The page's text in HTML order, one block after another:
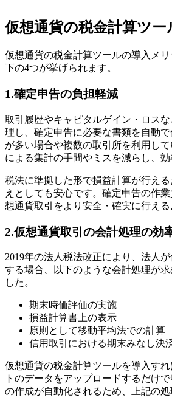
仮想通貨の税金計算ツー
仮想通貨の税金計算ツールの導入メ
下の4つが挙げられます。
1.確定申告の負担軽減
取引履歴やキャピタルゲイン・ロス
理し、確定申告に必要な書類を自動
が多い場合や複数の取引所を利用し
による集計の手間やミスを減らし、効
税法に準拠した形で損益計算が行え
えとしても安心です。確定申告の作
想通貨取引をより安全・確実に行える
2.仮想通貨取引の会計処理の効
2019年の法人税法改正により、法人
する場合、以下のような会計処理が
した。
期末時価評価の実施
損益計算書上の表示
原則として移動平均法での計算
信用取引における期末みなし決
仮想通貨の税金計算ツールを導入す
トのデータをアップロードするだけ
の作成が自動化されるため、上記の処